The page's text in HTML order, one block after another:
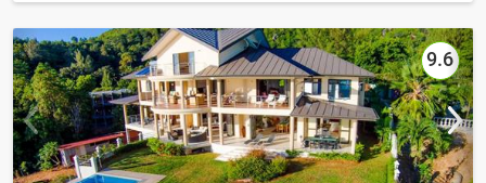
9.6